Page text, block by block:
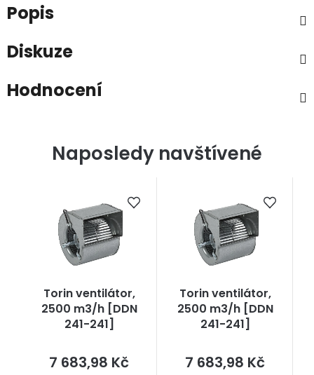
Popis
Diskuze
Hodnocení
Naposledy navštívené
Torin ventilátor,
2500 m3/h [DDN
241-241]
7 683,98 Kčcena:
Torin ventilátor,
2500 m3/h [DDN
241-241]
7 683,98 Kčcena: